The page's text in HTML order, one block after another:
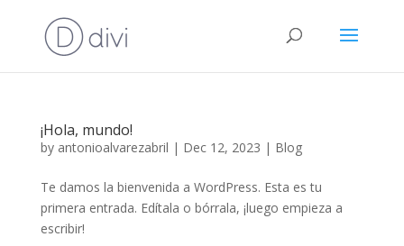
¡Hola, mundo!
by antonioalvarezabril | Dec 12, 2023 | Blog
Te damos la bienvenida a WordPress. Esta es tu
primera entrada. Edítala o bórrala, ¡luego empieza a
escribir!